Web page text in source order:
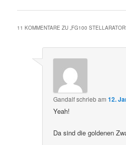
11 KOMMENTARE ZU „FG100 STELLARATOR
Gandalfschriebam12.
Yeah!
Da sind die goldenen